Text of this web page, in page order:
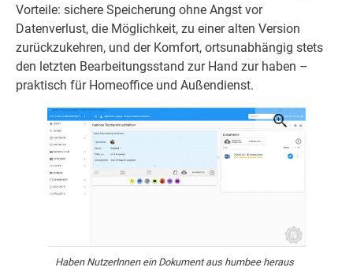
Vorteile: sichere Speicherung ohne Angst vor
Datenverlust, die Möglichkeit, zu einer alten Version
zurückzukehren, und der Komfort, ortsunabhängig stets
den letzten Bearbeitungsstand zur Hand zur haben –
praktisch für Homeoffice und Außendienst.
Haben NutzerInnen ein Dokument aus humbee heraus